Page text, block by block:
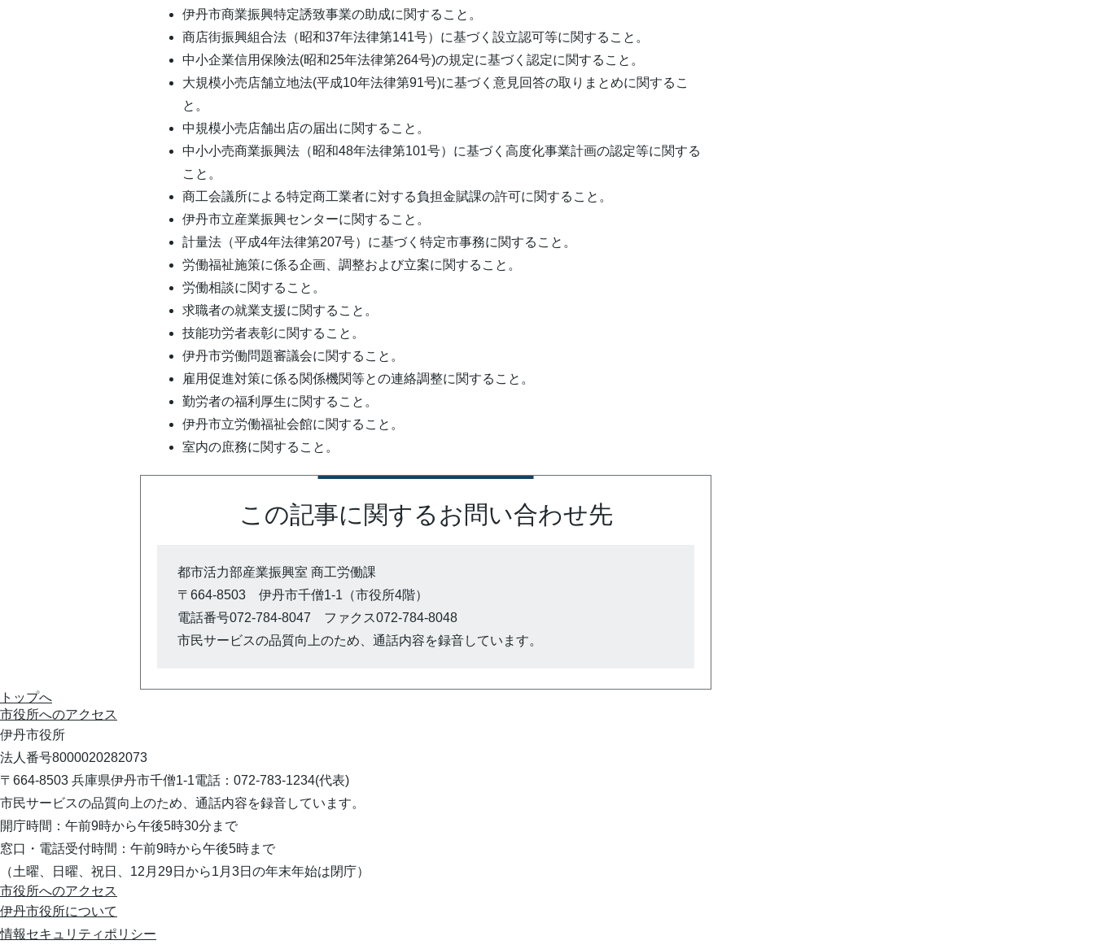
伊丹市商業振興特定誘致事業の助成に関すること。
商店街振興組合法（昭和37年法律第141号）に基づく設立認可等に関すること。
中小企業信用保険法(昭和25年法律第264号)の規定に基づく認定に関すること。
大規模小売店舗立地法(平成10年法律第91号)に基づく意見回答の取りまとめに関するこ
と。
中規模小売店舗出店の届出に関すること。
中小小売商業振興法（昭和48年法律第101号）に基づく高度化事業計画の認定等に関する
こと。
商工会議所による特定商工業者に対する負担金賦課の許可に関すること。
伊丹市立産業振興センターに関すること。
計量法（平成4年法律第207号）に基づく特定市事務に関すること。
労働福祉施策に係る企画、調整および立案に関すること。
労働相談に関すること。
求職者の就業支援に関すること。
技能功労者表彰に関すること。
伊丹市労働問題審議会に関すること。
雇用促進対策に係る関係機関等との連絡調整に関すること。
勤労者の福利厚生に関すること。
伊丹市立労働福祉会館に関すること。
室内の庶務に関すること。
この記事に関するお問い合わせ先
都市活力部産業振興室 商工労働課
〒664-8503 伊丹市千僧1-1（市役所4階）
電話番号072-784-8047 ファクス072-784-8048
市民サービスの品質向上のため、通話内容を録音しています。
トップへ
市役所へのアクセス
伊丹市役所
法人番号8000020282073
〒664-8503 兵庫県伊丹市千僧1-1電話：072-783-1234(代表)
市民サービスの品質向上のため、通話内容を録音しています。
開庁時間：午前9時から午後5時30分まで
窓口・電話受付時間：午前9時から午後5時まで
（土曜、日曜、祝日、12月29日から1月3日の年末年始は閉庁）
市役所へのアクセス
伊丹市役所について
情報セキュリティポリシー